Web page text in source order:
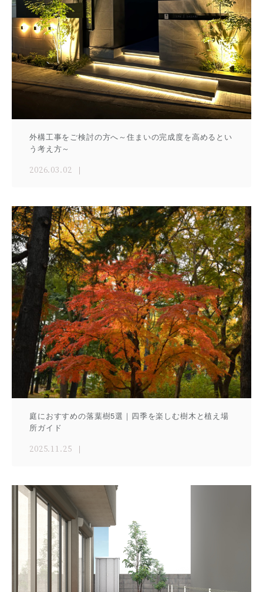
外構工事をご検討の方へ～住まいの完成度を高めるとい
う考え方～
2026.03.02
庭におすすめの落葉樹5選｜四季を楽しむ樹木と植え場
所ガイド
2025.11.25